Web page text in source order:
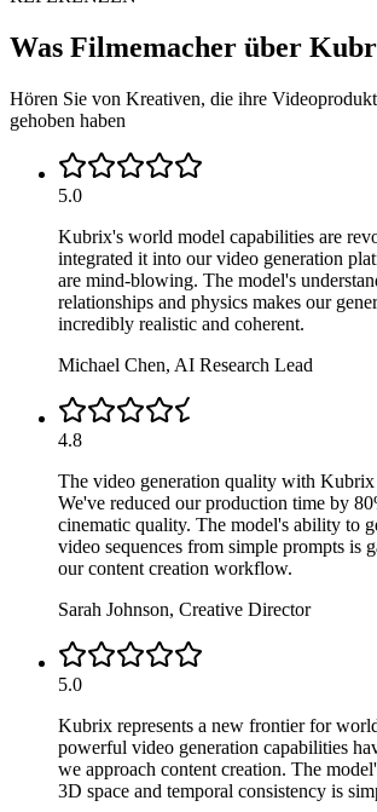
Was Filmemacher über
Hören Sie von Kreativen, die ihre
gehoben haben
5.0
Kubrix's world model capabilities are
integrated it into our video generation
are mind-blowing. The model's
relationships and physics makes our
incredibly realistic and coherent.
Michael Chen, AI Research Lead
4.8
The video generation quality with Kubrix
We've reduced our production time by
cinematic quality. The model's ability to
video sequences from simple prompts is
our content creation workflow.
Sarah Johnson, Creative Director
5.0
Kubrix represents a new frontier for
powerful video generation capabilities
we approach content creation. The
3D space and temporal consistency is